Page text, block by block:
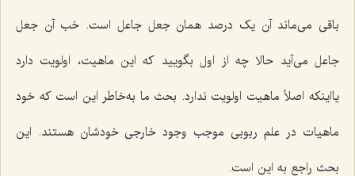
باقی می‌ماند آن یک درصد همان جعل جاعل است. خب آن جعل
جاعل می‌آید حالا چه از اول بگویید که این ماهیت، اولویت دارد
یااینکه اصلاً ماهیت اولویت ندارد. بحث ما به‌خاطر این است که خود
ماهیات در علم ربوبی موجب وجود خارجی خودشان هستند. این
بحث راجع به این است.